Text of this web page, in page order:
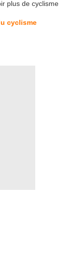
plus de cyclisme
cyclisme